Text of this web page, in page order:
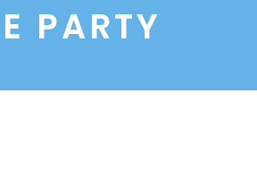
PARTY